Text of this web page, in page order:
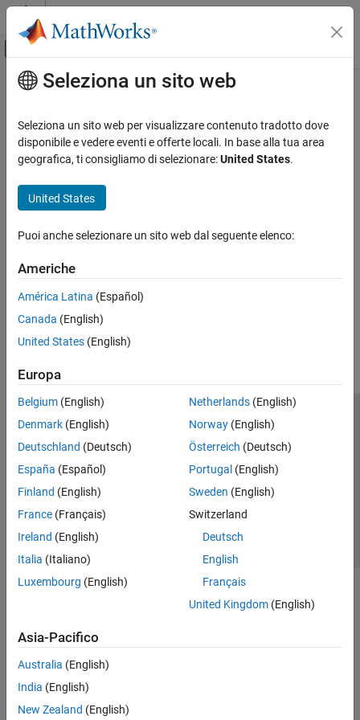
Vai al contenuto
Attiva/disattiva menu di navigazione
Pagina iniziale della documentazione
Contenuto principale
Seleziona un sito web
Seleziona un sito web per visualizzare contenuto tradotto dove
disponibile e vedere eventi e offerte locali. In base alla tua area
geografica, ti consigliamo di selezionare:United States.
United States
Puoi anche selezionare un sito web dal seguente elenco:
Americhe
América Latina (Español)
Canada (English)
United States (English)
Europa
Belgium (English)
Denmark (English)
Deutschland (Deutsch)
España (Español)
Finland (English)
France (Français)
Ireland (English)
Italia (Italiano)
Luxembourg (English)
Netherlands(English)
Norway(English)
Österreich (Deutsch)
Portugal (English)
Sweden (English)
Switzerland
Deutsch
English
Français
United Kingdom(English)
Asia-Pacifico
Australia (English)
India (English)
New Zealand (English)
Centro di fiducia
Informativa sulla privacy
Antipirateria
Stato dell'applicazione
Contatti
© 1994-2026 The MathWorks, Inc.